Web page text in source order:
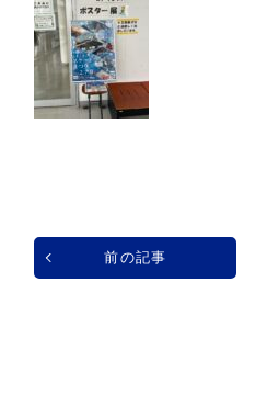
前の記事